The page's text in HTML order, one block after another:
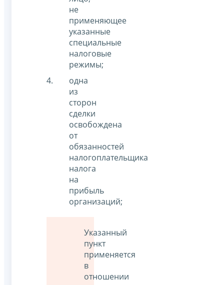
не
применяющее
указанные
специальные
налоговые
режимы;
одна
из
сторон
сделки
освобождена
от
обязанностей
налогоплательщика
налога
на
прибыль
организаций;
Указанный
пункт
применяется
в
отношении